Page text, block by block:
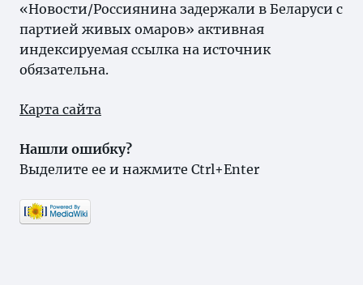
«Новости/Россиянина задержали в Беларуси с
партией живых омаров» активная
индексируемая ссылка на источник
обязательна.
Карта сайта
Нашли ошибку?
Выделите ее и нажмите Ctrl+Enter